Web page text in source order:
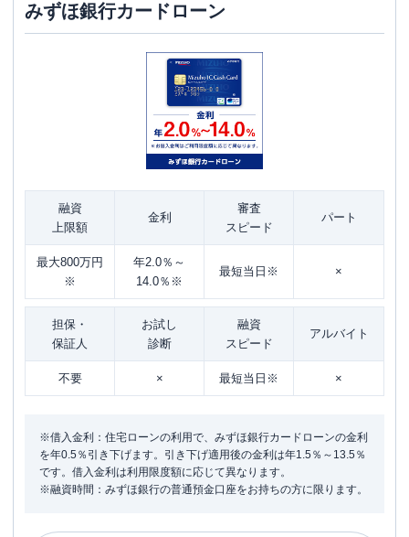
みずほ銀行カードローン
融資
上限額
金利
審査
スピード
パート
最大800万円
※
年2.0％～
14.0％※
最短当日※ ×
担保・
保証人
お試し
診断
融資
スピード
アルバイト
不要 × 最短当日※ ×
※借入金利：住宅ローンの利用で、みずほ銀行カードローンの金利
を年0.5％引き下げます。引き下げ適用後の金利は年1.5％～13.5％
です。借入金利は利用限度額に応じて異なります。
※融資時間：みずほ銀行の普通預金口座をお持ちの方に限ります。